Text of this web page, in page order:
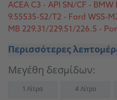
ACEA C3 - API SN/CF -
9.55535-S2/T2 - Ford WSS-
MB 229.31/229.51/226.5 -
Περισσότερες
Μεγέθη δεσμίδων:
1 Λίτρα 4 Λίτρα